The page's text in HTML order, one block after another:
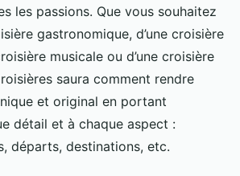
les passions. Que vous souhaitez
gastronomique, d’une croisière
musicale ou d’une croisière
saura comment rendre
et original en portant
détail et à chaque aspect :
départs, destinations, etc.